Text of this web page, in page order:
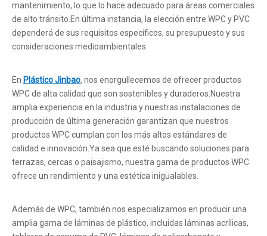
mantenimiento, lo que lo hace adecuado para áreas comerciales
de alto tránsito.En última instancia, la elección entre WPC y PVC
dependerá de sus requisitos específicos, su presupuesto y sus
consideraciones medioambientales.
En Plástico Jinbao, nos enorgullecemos de ofrecer productos
WPC de alta calidad que son sostenibles y duraderos.Nuestra
amplia experiencia en la industria y nuestras instalaciones de
producción de última generación garantizan que nuestros
productos WPC cumplan con los más altos estándares de
calidad e innovación.Ya sea que esté buscando soluciones para
terrazas, cercas o paisajismo, nuestra gama de productos WPC
ofrece un rendimiento y una estética inigualables.
Además de WPC, también nos especializamos en producir una
amplia gama de láminas de plástico, incluidas láminas acrílicas,